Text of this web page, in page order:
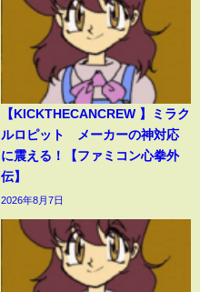
【KICKTHECANCREW 】ミラク
ルロピット メーカーの神対応
に震える！【ファミコン心拳外
伝】
2026年8月7日